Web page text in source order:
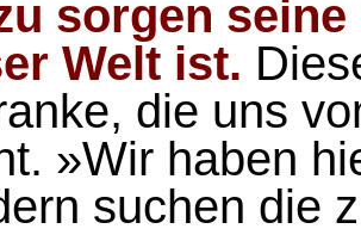
sorgen
Welt ist.
die uns
»Wir haben
suchen die